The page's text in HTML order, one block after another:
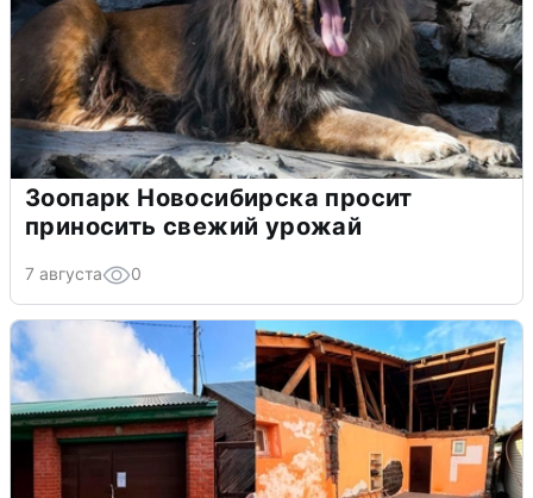
Зоопарк Новосибирска просит
приносить свежий урожай
7 августа 0